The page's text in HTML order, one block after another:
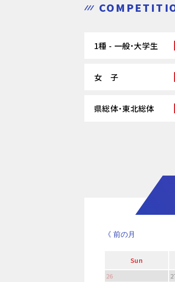
1種 - 一般・大学生
女 子
県総体・東北総体
《 前の月
Sun
26